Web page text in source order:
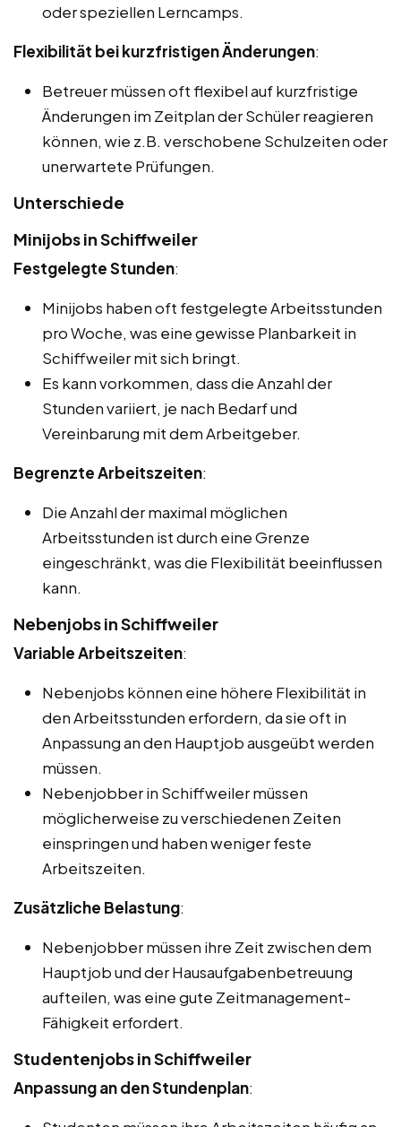
oder speziellen Lerncamps.
Flexibilität bei kurzfristigen Änderungen:
Betreuer müssen oft flexibel auf kurzfristige
Änderungen im Zeitplan der Schüler reagieren
können, wie z.B. verschobene Schulzeiten oder
unerwartete Prüfungen.
Unterschiede
Minijobs in Schiffweiler
Festgelegte Stunden:
Minijobs haben oft festgelegte Arbeitsstunden
pro Woche, was eine gewisse Planbarkeit in
Schiffweiler mit sich bringt.
Es kann vorkommen, dass die Anzahl der
Stunden variiert, je nach Bedarf und
Vereinbarung mit dem Arbeitgeber.
Begrenzte Arbeitszeiten:
Die Anzahl der maximal möglichen
Arbeitsstunden ist durch eine Grenze
eingeschränkt, was die Flexibilität beeinflussen
kann.
Nebenjobs in Schiffweiler
Variable Arbeitszeiten:
Nebenjobs können eine höhere Flexibilität in
den Arbeitsstunden erfordern, da sie oft in
Anpassung an den Hauptjob ausgeübt werden
müssen.
Nebenjobber in Schiffweiler müssen
möglicherweise zu verschiedenen Zeiten
einspringen und haben weniger feste
Arbeitszeiten.
Zusätzliche Belastung:
Nebenjobber müssen ihre Zeit zwischen dem
Hauptjob und der Hausaufgabenbetreuung
aufteilen, was eine gute Zeitmanagement-
Fähigkeit erfordert.
Studentenjobs in Schiffweiler
Anpassung an den Stundenplan: